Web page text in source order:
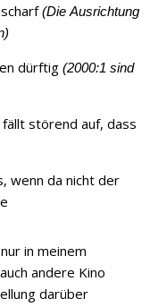
(Die Ausrichtung
dürftig(2000:1 sind
störend auf, dass
wenn da nicht der
in meinem
andere Kino
darüber